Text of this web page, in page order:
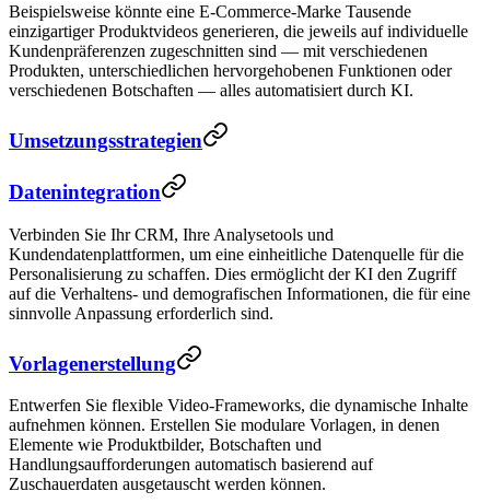
Beispielsweise könnte eine E-Commerce-Marke Tausende
einzigartiger Produktvideos generieren, die jeweils auf individuelle
Kundenpräferenzen zugeschnitten sind — mit verschiedenen
Produkten, unterschiedlichen hervorgehobenen Funktionen oder
verschiedenen Botschaften — alles automatisiert durch KI.
Umsetzungsstrategien
Datenintegration
Verbinden Sie Ihr CRM, Ihre Analysetools und
Kundendatenplattformen, um eine einheitliche Datenquelle für die
Personalisierung zu schaffen. Dies ermöglicht der KI den Zugriff
auf die Verhaltens- und demografischen Informationen, die für eine
sinnvolle Anpassung erforderlich sind.
Vorlagenerstellung
Entwerfen Sie flexible Video-Frameworks, die dynamische Inhalte
aufnehmen können. Erstellen Sie modulare Vorlagen, in denen
Elemente wie Produktbilder, Botschaften und
Handlungsaufforderungen automatisch basierend auf
Zuschauerdaten ausgetauscht werden können.